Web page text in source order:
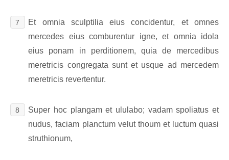
7
Et omnia sculptilia eius concidentur, et omnes
mercedes eius comburentur igne, et omnia idola
eius ponam in perditionem, quia de mercedibus
meretricis congregata sunt et usque ad mercedem
meretricis revertentur.
8
Super hoc plangam et ululabo; vadam spoliatus et
nudus, faciam planctum velut thoum et luctum quasi
struthionum,